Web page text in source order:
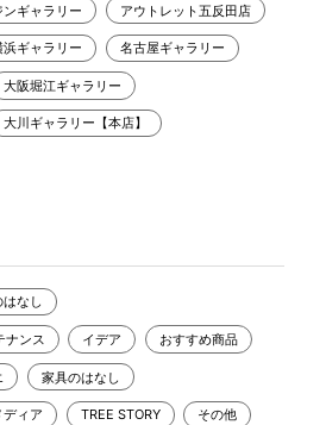
ンギャラリー アウトレット五反田店
浜ギャラリー 名古屋ギャラリー
大阪堀江ギャラリー
大川ギャラリー【本店】
はなし
ナンス イデア おすすめ商品
家具のはなし
ディア TREE STORY その他